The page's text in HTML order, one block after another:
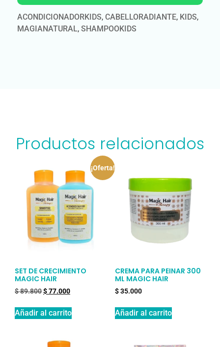
ACONDICIONADORKIDS, CABELLORADIANTE, KIDS,
MAGIANATURAL, SHAMPOOKIDS
Productos relacionados
¡Oferta!
SET DE CRECIMIENTO
MAGIC HAIR
$89.800$77.000
Añadir al carrito
CREMA PARA PEINAR 300
ML MAGIC HAIR
$35.000
Añadir al carrito